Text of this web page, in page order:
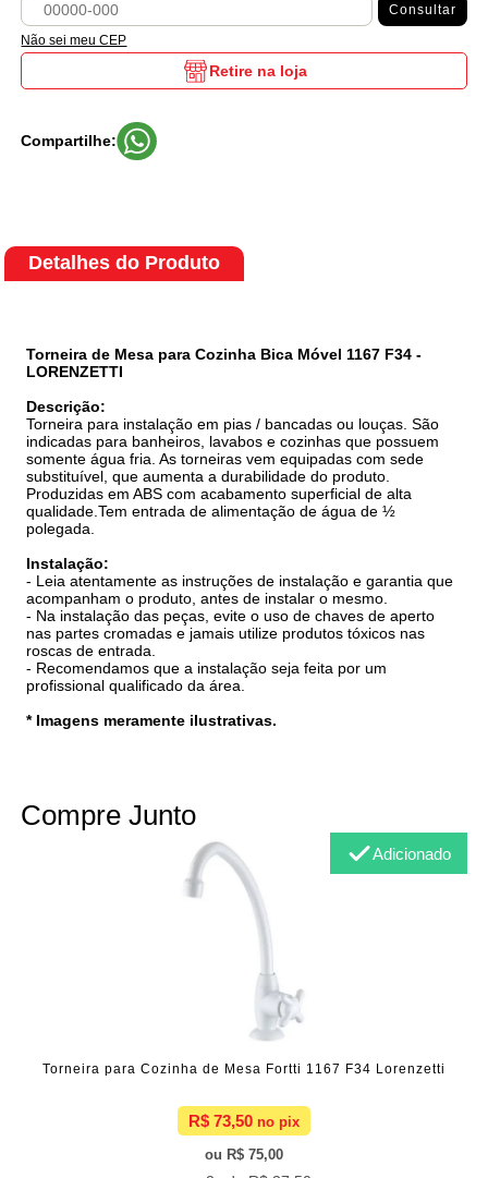
Consultar
Não sei meu CEP
Retire na loja
Compartilhe:
Detalhes do Produto
Torneira de Mesa para Cozinha Bica Móvel 1167 F34 -
LORENZETTI
Descrição:
Torneira para instalação em pias / bancadas ou louças. São
indicadas para banheiros, lavabos e cozinhas que possuem
somente água fria. As torneiras vem equipadas com sede
substituível, que aumenta a durabilidade do produto.
Produzidas em ABS com acabamento superficial de alta
qualidade.Tem entrada de alimentação de água de ½
polegada.
Instalação:
- Leia atentamente as instruções de instalação e garantia que
acompanham o produto, antes de instalar o mesmo.
- Na instalação das peças, evite o uso de chaves de aperto
nas partes cromadas e jamais utilize produtos tóxicos nas
roscas de entrada.
- Recomendamos que a instalação seja feita por um
profissional qualificado da área.
* Imagens meramente ilustrativas.
Compre Junto
Torneira para Cozinha de Mesa Fortti 1167 F34 Lorenzetti
R$ 73,50
R$ 75,00
Adicionado